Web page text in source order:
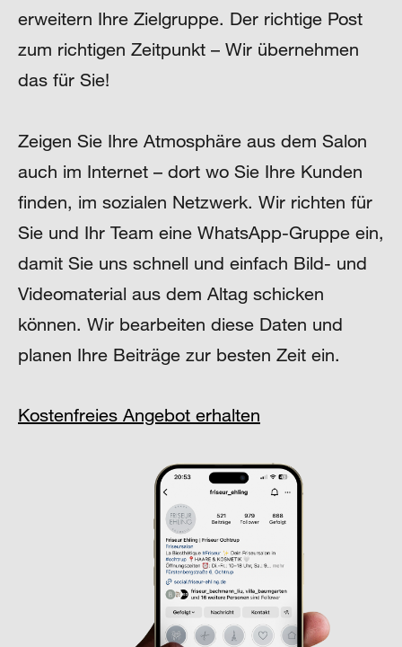
erweitern Ihre Zielgruppe. Der richtige Post
zum richtigen Zeitpunkt – Wir übernehmen
das für Sie!
Zeigen Sie Ihre Atmosphäre aus dem Salon
auch im Internet – dort wo Sie Ihre Kunden
finden, im sozialen Netzwerk. Wir richten für
Sie und Ihr Team eine WhatsApp-Gruppe ein,
damit Sie uns schnell und einfach Bild- und
Videomaterial aus dem Altag schicken
können. Wir bearbeiten diese Daten und
planen Ihre Beiträge zur besten Zeit ein.
Kostenfreies Angebot erhalten